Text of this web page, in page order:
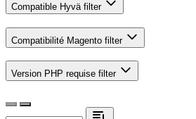
Compatible Hyvä filter
Compatibilité Magento filter
Version PHP requise filter